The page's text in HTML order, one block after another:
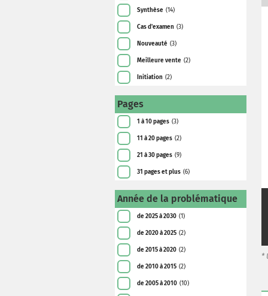
*
Synthèse (14)
Cas d'examen (3)
Nouveauté (3)
Meilleure vente (2)
Initiation (2)
Pages
1 à 10 pages (3)
11 à 20 pages (2)
21 à 30 pages (9)
31 pages et plus (6)
Année de la problématique
de 2025 à 2030 (1)
de 2020 à 2025 (2)
de 2015 à 2020 (2)
de 2010 à 2015 (2)
de 2005 à 2010 (10)